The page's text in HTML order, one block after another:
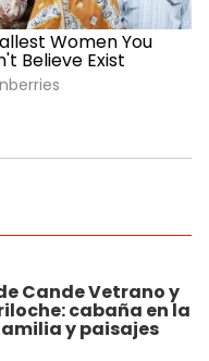
Cande Vetrano y
cabaña en la
y paisajes